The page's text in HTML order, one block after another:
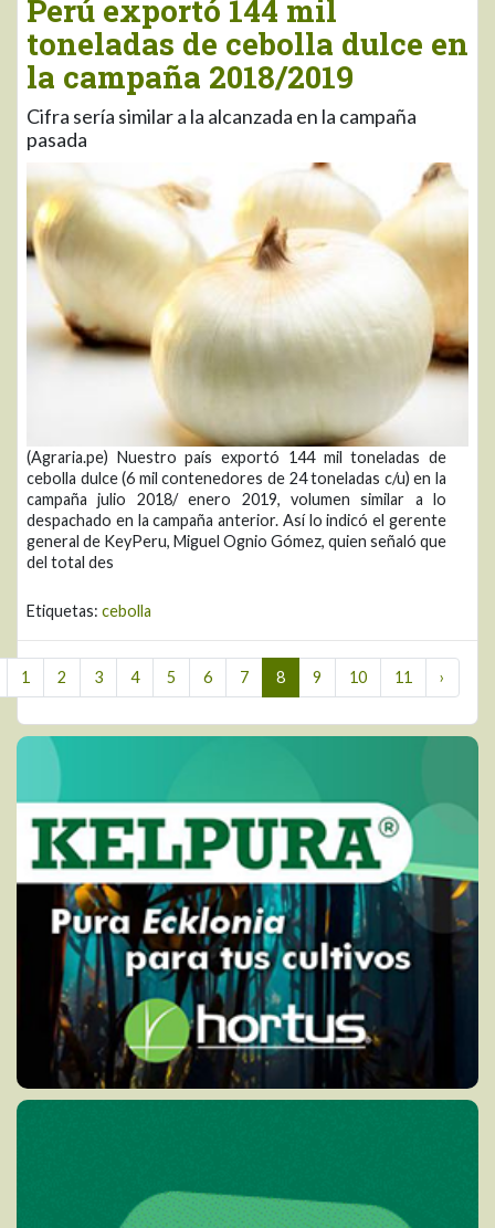
Perú exportó 144 mil
toneladas de cebolla dulce en
la campaña 2018/2019
Cifra sería similar a la alcanzada en la campaña
pasada
(Agraria.pe) Nuestro país exportó 144 mil toneladas de
cebolla dulce (6 mil contenedores de 24 toneladas c/u) en la
campaña julio 2018/ enero 2019, volumen similar a lo
despachado en la campaña anterior. Así lo indicó el gerente
general de KeyPeru, Miguel Ognio Gómez, quien señaló que
del total des
Etiquetas: cebolla
1 2 3 4 5 6 7 8 9 10 11 ›